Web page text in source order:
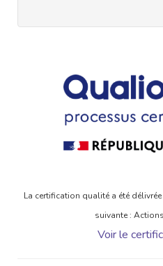
La certification qualité a été
suivante :
Voir le